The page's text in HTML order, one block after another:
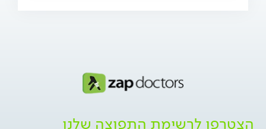
הצטרפו לרשימת התפוצה שלנו